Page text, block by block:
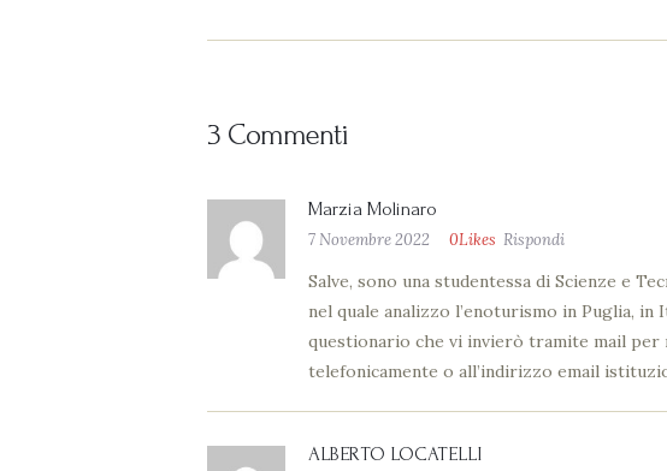
3 Commenti
Marzia Molinaro
7 Novembre 2022 0Likes Rispondi
Salve, sono una studentessa di Scienze e
nel quale analizzo l’enoturismo in Puglia,
questionario che vi invierò tramite mail
telefonicamente o all’indirizzo email
ALBERTO LOCATELLI